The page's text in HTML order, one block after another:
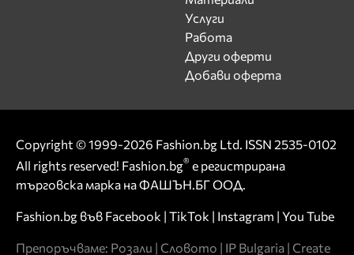
Услуги
Работа
Други оферти
Добави оферта
Copyright © 1999-2026 Fashion.bg Ltd. ISSN 2535-0102
All rights reserved! Fashion.bg® е регистрирана
търговска марка на ФАШЪН.БГ ООД.
Fashion.bg във Facebook | TikTok | Instagram | You Tube
Препоръчваме: Розали | Словото | IP Bulgaria | Create